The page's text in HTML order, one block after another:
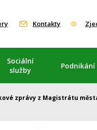
Kontakty
Sociální
služby
Podnikání
zprávy z Magistrátu